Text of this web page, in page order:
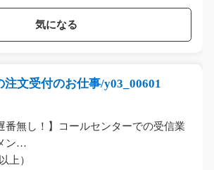
気になる
注文受付のお仕事/y03_00601
番無し！】コールセンターでの受信業
ン…
上）